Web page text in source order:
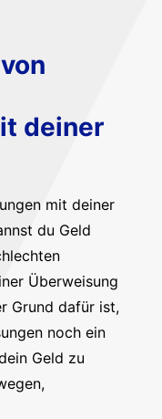
deiner
mit deiner
du Geld
Überweisung
Grund dafür ist,
noch ein
Geld zu